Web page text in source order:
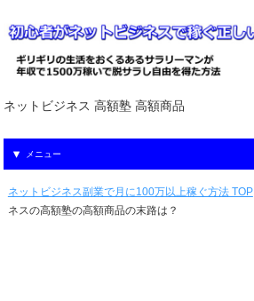
ネットビジネス 高額塾 高額商品
メニュー
ネットビジネス副業で月に100万以上稼ぐ方法 TOP
ネスの高額塾の高額商品の末路は？